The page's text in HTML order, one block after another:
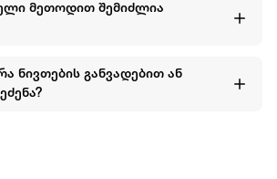
მეთოდით შემიძლია
ნივთების განვადებით ან